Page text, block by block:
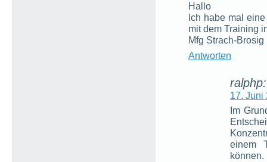
Hallo
Ich habe mal
mit dem Training
Mfg Strach-Brosig
Antworten
ralphp:
17. Juni
Im
einem
können.